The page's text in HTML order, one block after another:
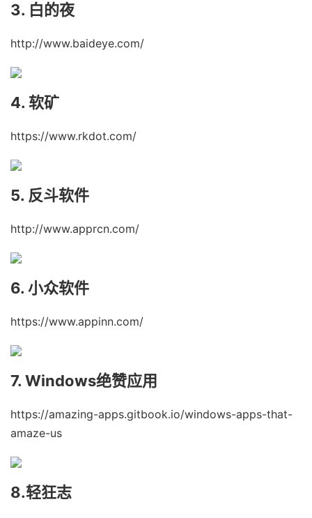
3. 白的夜
http://www.baideye.com/
4. 软矿
https://www.rkdot.com/
5. 反斗软件
http://www.apprcn.com/
6. 小众软件
https://www.appinn.com/
7. Windows绝赞应用
https://amazing-apps.gitbook.io/windows-apps-that-
amaze-us
8.轻狂志